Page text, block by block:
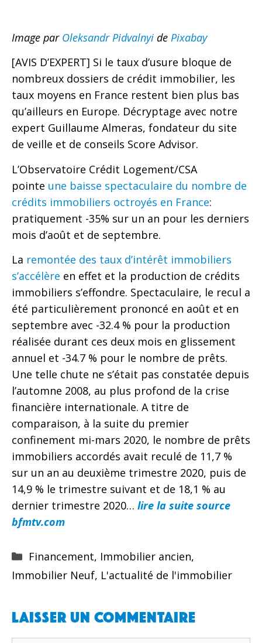
Image par Oleksandr Pidvalnyi de Pixabay
[AVIS D’EXPERT] Si le taux d’usure bloque de
nombreux dossiers de crédit immobilier, les
taux moyens en France restent bien plus bas
qu’ailleurs en Europe. Décryptage avec notre
expert Guillaume Almeras, fondateur du site
de veille et de conseils Score Advisor.
L’Observatoire Crédit Logement/CSA
pointe une baisse spectaculaire du nombre de
crédits immobiliers octroyés en France:
pratiquement -35% sur un an pour les derniers
mois d’août et de septembre.
La remontée des taux d’intérêt immobiliers
s’accélère en effet et la production de crédits
immobiliers s’effondre. Spectaculaire, le recul a
été particulièrement prononcé en août et en
septembre avec -32.4 % pour la production
réalisée durant ces deux mois en glissement
annuel et -34.7 % pour le nombre de prêts.
Une telle chute ne s’était pas constatée depuis
l’automne 2008, au plus profond de la crise
financière internationale. A titre de
comparaison, à la suite du premier
confinement mi-mars 2020, le nombre de prêts
immobiliers accordés avait reculé de 11,7 %
sur un an au deuxième trimestre 2020, puis de
14,9 % le trimestre suivant et de 18,1 % au
dernier trimestre 2020… lire la suite source
bfmtv.com
Catégories
Financement, Immobilier ancien,
Immobilier Neuf, L'actualité de l'immobilier
Laisser un commentaire